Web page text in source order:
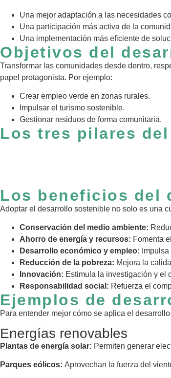
Una mejor adaptación a las necesidades
Una participación más activa de la
Una implementación más eficiente de
Objetivos del
Transformar las comunidades desde dentro,
papel protagonista. Por ejemplo:
Crear empleo verde en zonas rurales.
Impulsar el turismo sostenible.
Gestionar residuos de forma comunitaria.
Los tres pilares
Los beneficios del
Adoptar el desarrollo sostenible no solo es una
Conservación del medio ambiente:
Ahorro de energía y recursos: Fomenta
Desarrollo económico y empleo:
Reducción de la pobreza: Mejora la
Innovación: Estimula la investigación y el
Responsabilidad social: Refuerza el
Ejemplos de
Para entender mejor cómo se aplica el
Energías renovables
Plantas de energía solar: Permiten generar
Parques eólicos: Aprovechan la fuerza del